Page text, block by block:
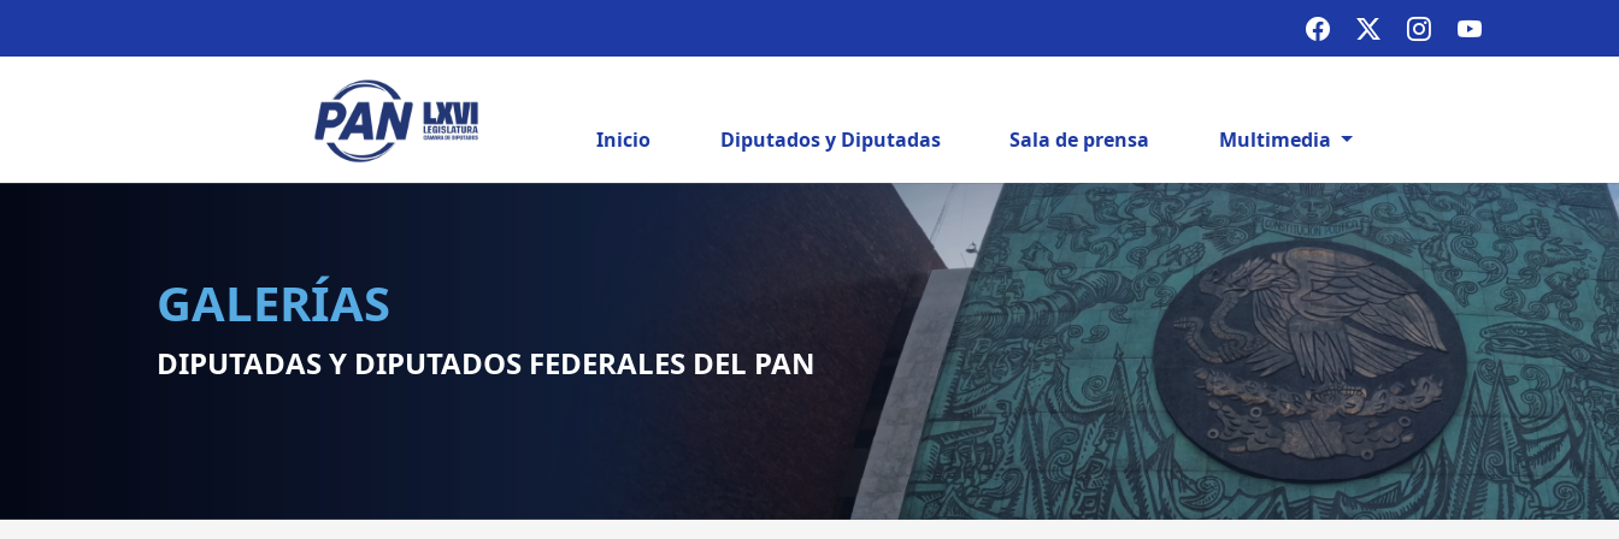
Inicio Diputados y Diputadas Sala de prensa Multimedia
GALERÍAS
DIPUTADAS Y DIPUTADOS FEDERALES DEL PAN